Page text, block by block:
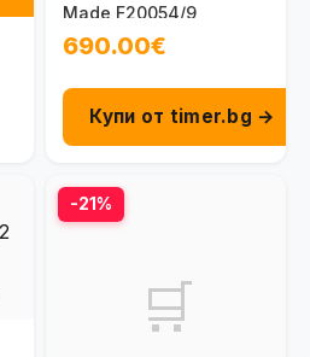
Made F20054/9
690.00€
Купи от timer.bg →
-21%
🛒